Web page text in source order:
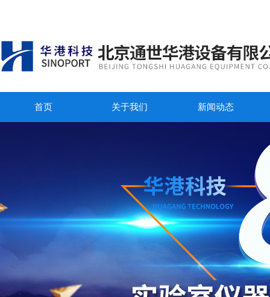
首页 关于我们 新闻动态